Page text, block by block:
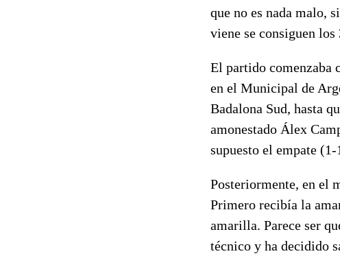
que no es nada malo,
viene se consiguen los
El partido comenzaba
en el Municipal de
Badalona Sud, hasta
amonestado Álex
supuesto el empate
Posteriormente, en el
Primero recibía la
amarilla. Parece ser
técnico y ha decidido